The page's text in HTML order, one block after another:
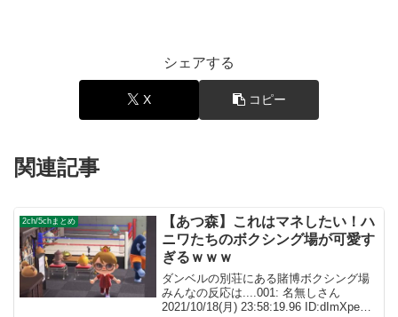
シェアする
X コピー
関連記事
2ch/5chまとめ
【あつ森】これはマネしたい！ハ
ニワたちのボクシング場が可愛す
ぎるｗｗｗ
ダンベルの別荘にある賭博ボクシング場
みんなの反応は....001: 名無しさん
2021/10/18(月) 23:58:19.96 ID:dImXpeXf0